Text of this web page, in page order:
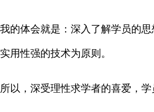
我的体会就是：深入了解学员的
实用性强的技术为原则。
所以，深受理性求学者的喜爱，